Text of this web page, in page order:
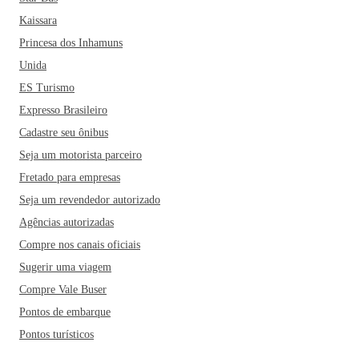
Kaissara
Princesa dos Inhamuns
Unida
ES Turismo
Expresso Brasileiro
Cadastre seu ônibus
Seja um motorista parceiro
Fretado para empresas
Seja um revendedor autorizado
Agências autorizadas
Compre nos canais oficiais
Sugerir uma viagem
Compre Vale Buser
Pontos de embarque
Pontos turísticos